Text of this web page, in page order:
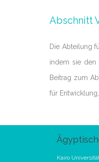
Abschnitt
Die Abteilung
indem sie den
Beitrag zum
für
Kairo